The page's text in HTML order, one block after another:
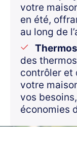
votre
en été,
au long de
des
contrôler et
votre
vos
économies